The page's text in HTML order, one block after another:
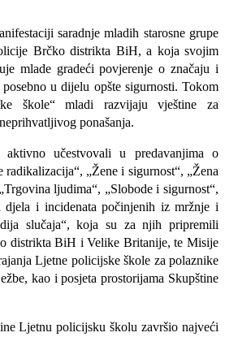
saradnje mladih starosne grupe
Brčko distrikta BiH, a koja svojim
mlade gradeći povjerenje o značaju i
u dijelu opšte sigurnosti. Tokom
škole“ mladi razvijaju vještine za
ponašanja.
učestvovali u predavanjima o
radikalizacija“, „Žene i sigurnost“, „Žena
ljudima“, „Slobode i sigurnost“,
djela i incidenata počinjenih iz mržnje i
slučaja“, koja su za njih pripremili
distrikta BiH i Velike Britanije, te Misije
Ljetne policijske škole za polaznike
kao i posjeta prostorijama Skupštine
Ljetnu policijsku školu završio najveći